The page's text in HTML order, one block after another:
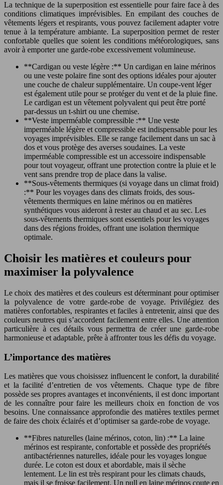
La technique de la superposition est essentielle pour faire face à des
conditions climatiques imprévisibles. En empilant des couches de
vêtements légers et respirants, vous pouvez facilement adapter votre
tenue à la température ambiante. La superposition permet de rester
confortable quelles que soient les conditions météorologiques, sans
avoir à emporter une garde-robe excessivement volumineuse.
**Cardigan ou veste légère :** Un cardigan en laine mérinos
ou une veste polaire fine sont des options idéales pour ajouter
une couche de chaleur supplémentaire. Un coupe-vent léger
est également utile pour se protéger du vent et de la pluie fine.
Le cardigan est un vêtement polyvalent qui peut être porté
par-dessus un t-shirt ou une chemise.
**Veste imperméable compressible :** Une veste
imperméable légère et compressible est indispensable pour les
voyages imprévisibles. Elle se range facilement dans un sac à
dos et vous protège des averses soudaines. La veste
imperméable compressible est un accessoire indispensable
pour tout voyageur, offrant une protection contre la pluie et le
vent sans prendre trop de place dans la valise.
**Sous-vêtements thermiques (si voyage dans un climat froid)
:** Pour les voyages dans des climats froids, des sous-
vêtements thermiques en laine mérinos ou en matières
synthétiques vous aideront à rester au chaud et au sec. Les
sous-vêtements thermiques sont essentiels pour les voyages
dans des régions froides, offrant une isolation thermique
optimale.
Choisir les matières et couleurs pour
maximiser la polyvalence
Le choix des matières et des couleurs est déterminant pour optimiser
la polyvalence de votre garde-robe de voyage. Privilégiez des
matières confortables, respirantes et faciles à entretenir, ainsi que des
couleurs neutres qui s’accordent facilement entre elles. Une attention
particulière à ces détails vous permettra de créer une garde-robe
harmonieuse et adaptable, prête à affronter tous les défis du voyage.
L’importance des matières
Les matières que vous choisissez influencent le confort, la durabilité
et la facilité d’entretien de vos vêtements. Chaque type de fibre
possède ses propres avantages et inconvénients, il est donc important
de les connaître pour faire les meilleurs choix en fonction de vos
besoins. Une connaissance approfondie des matières textiles permet
de faire des choix éclairés et d’optimiser sa garde-robe de voyage.
**Fibres naturelles (laine mérinos, coton, lin) :** La laine
mérinos est respirante, confortable et possède des propriétés
antibactériennes naturelles, idéale pour les voyages longue
durée. Le coton est doux et abordable, mais il sèche
lentement. Le lin est très respirant pour les climats chauds,
mais il se froisse facilement. Un pull en laine mérinos coute en